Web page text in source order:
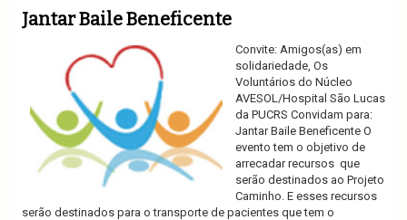
Jantar Baile Beneficente
Convite: Amigos(as) em
solidariedade, Os
Voluntários do Núcleo
AVESOL/Hospital São Lucas
da PUCRS Convidam para:
Jantar Baile Beneficente O
evento tem o objetivo de
arrecadar recursos que
serão destinados ao Projeto
Caminho. E esses recursos
serão destinados para o transporte de pacientes que tem o